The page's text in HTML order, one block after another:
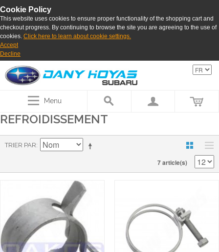
Cookie Policy
This website uses cookies to ensure proper functionality of the shopping cart and
checkout progress. By continuing to browse the site you are agreeing to the use of
cookies. Click here to learn about cookie settings.
Accept
Decline
Menu
REFROIDISSEMENT
TRIER PAR
7 article(s)